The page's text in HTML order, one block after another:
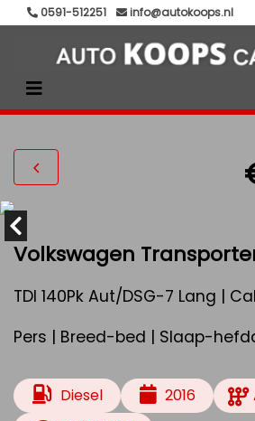
0591-512251 info@autokoops.nl
Volkswagen
TDI 140Pk Aut/DSG-7 Lang |
Pers | Breed-bed | Slaap-
Diesel 2016